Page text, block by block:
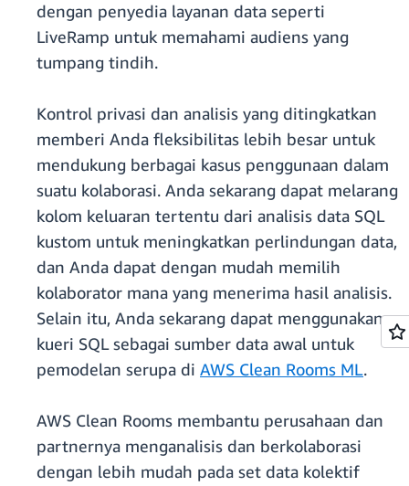
dengan penyedia layanan data seperti
LiveRamp untuk memahami audiens yang
tumpang tindih.
Kontrol privasi dan analisis yang ditingkatkan
memberi Anda fleksibilitas lebih besar untuk
mendukung berbagai kasus penggunaan dalam
suatu kolaborasi. Anda sekarang dapat melarang
kolom keluaran tertentu dari analisis data SQL
kustom untuk meningkatkan perlindungan data,
dan Anda dapat dengan mudah memilih
kolaborator mana yang menerima hasil analisis.
Selain itu, Anda sekarang dapat menggunakan
kueri SQL sebagai sumber data awal untuk
pemodelan serupa di AWS Clean Rooms ML.
AWS Clean Rooms membantu perusahaan dan
partnernya menganalisis dan berkolaborasi
dengan lebih mudah pada set data kolektif